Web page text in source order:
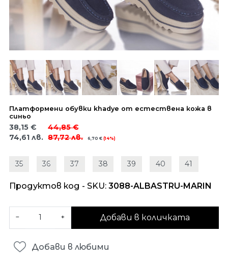
Платформени обувки khadye от естествена кожа в
синьо
38,15 €
74,61 лв.
44,85€
87,72лв. 6,70€ (14%)
35 36 37 38 39 40 41
Продуктов код - SKU 3088-ALBASTRU-MARIN
− + Добави в количката
Добави в любими